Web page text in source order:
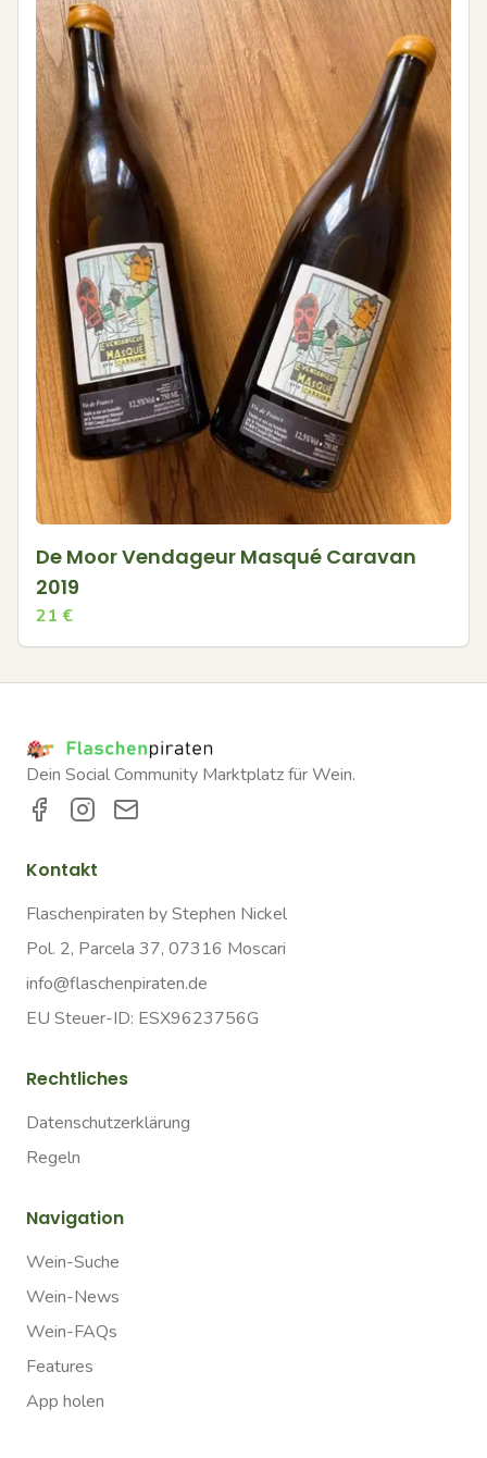
De Moor Vendageur Masqué Caravan
2019
21 €
Dein Social Community Marktplatz für Wein.
Kontakt
Flaschenpiraten by Stephen Nickel
Pol. 2, Parcela 37, 07316 Moscari
info@flaschenpiraten.de
EU Steuer-ID: ESX9623756G
Rechtliches
Datenschutzerklärung
Regeln
Navigation
Wein-Suche
Wein-News
Wein-FAQs
Features
App holen